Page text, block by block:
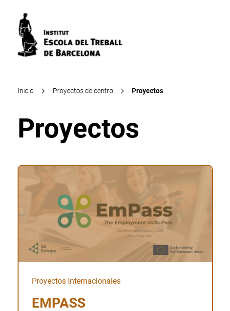
Inicio Proyectos de centro Proyectos
Proyectos
Proyectos Internacionales
EMPASS